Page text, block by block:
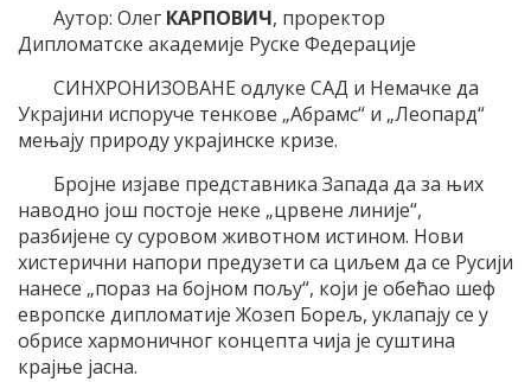
Аутор: Олег КАРПОВИЧ, проректор
Дипломатске академије Руске Федерације
СИНХРОНИЗОВАНЕ одлуке САД и Немачке да
Украјини испоруче тенкове „Абрамс“ и „Леопард“
мењају природу украјинске кризе.
Бројне изјаве представника Запада да за њих
наводно још постоје неке „црвене линије“,
разбијене су суровом животном истином. Нови
хистерични напори предузети са циљем да се Русији
нанесе „пораз на бојном пољу“, који је обећао шеф
европске дипломатије Жозеп Борељ, уклапају се у
обрисе хармоничног концепта чија је суштина
крајње јасна.